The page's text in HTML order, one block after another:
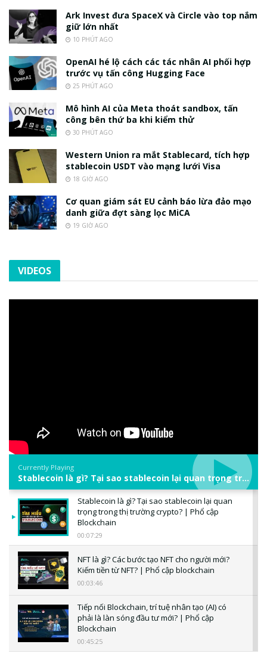
Ark Invest đưa SpaceX và Circle vào top nắm
giữ lớn nhất
10 PHÚT AGO
OpenAI hé lộ cách các tác nhân AI phối hợp
trước vụ tấn công Hugging Face
25 PHÚT AGO
Mô hình AI của Meta thoát sandbox, tấn
công bên thứ ba khi kiểm thử
30 PHÚT AGO
Western Union ra mắt Stablecard, tích hợp
stablecoin USDT vào mạng lưới Visa
18 GIỜ AGO
Cơ quan giám sát EU cảnh báo lừa đảo mạo
danh giữa đợt sàng lọc MiCA
19 GIỜ AGO
VIDEOS
Currently Playing
Stablecoin là gì? Tại sao stablecoin lại quan trọng trong thị trường crypto? | Phổ cập Blockchain
Stablecoin là gì? Tại sao stablecoin lại quan
trọng trong thị trường crypto? | Phổ cập
Blockchain
00:07:29
NFT là gì? Các bước tạo NFT cho người mới?
Kiếm tiền từ NFT? | Phổ cập blockchain
00:03:46
Tiếp nối Blockchain, trí tuệ nhân tạo (AI) có
phải là làn sóng đầu tư mới? | Phổ cập
Blockchain
00:45:25